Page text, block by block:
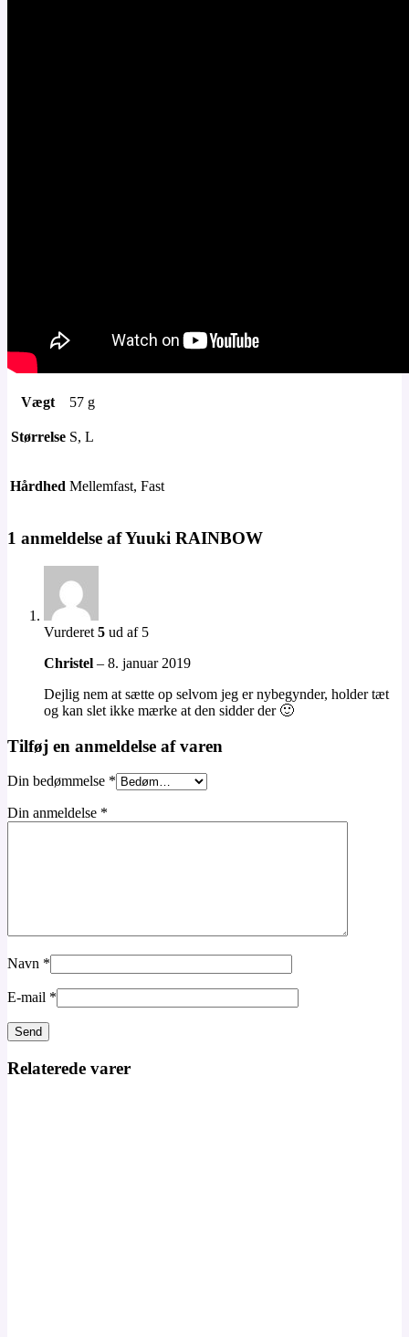
Vægt 57 g
Størrelse S, L
Hårdhed Mellemfast, Fast
1 anmeldelse afYuuki RAINBOW
Vurderet 5 ud af 5
Christel – 8. januar 2019
Dejlig nem at sætte op selvom jeg er nybegynder, holder tæt
og kan slet ikke mærke at den sidder der 🙂
Tilføj en anmeldelse af varen
Din bedømmelse *
Din anmeldelse *
Navn *
E-mail *
Relaterede varer